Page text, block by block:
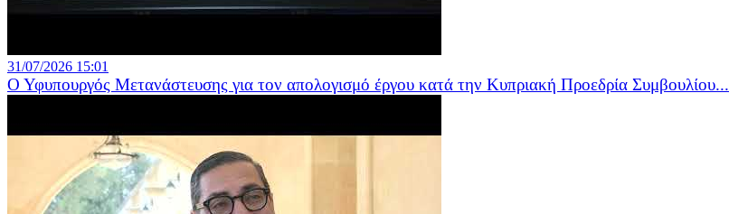
31/07/2026 15:01
Ο Υφυπουργός Μετανάστευσης για τον απολογισμό έργου κατά την Κυπριακή Προεδρία Συμβουλίου...